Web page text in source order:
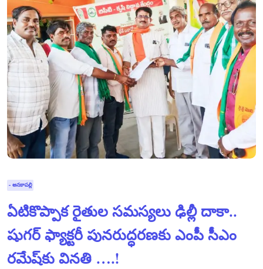
- అనకాపల్లి
ఏటికొప్పాక రైతుల సమస్యలు ఢిల్లీ దాకా..
షుగర్ ఫ్యాక్టరీ పునరుద్ధరణకు ఎంపీ సీఎం
రమేష్‌కు వినతి ….!